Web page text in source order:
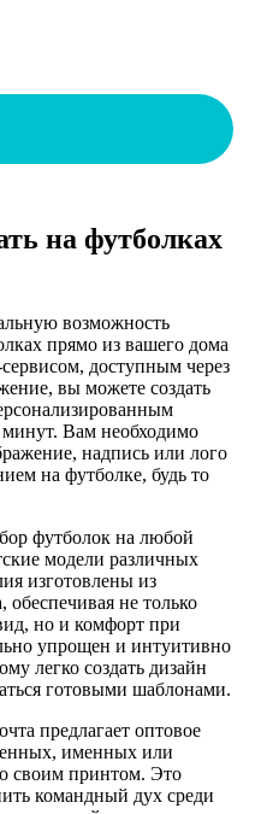
на футболках
возможность
прямо из вашего дома
доступным через
вы можете создать
минут. Вам необходимо
надпись или лого
на футболке, будь то
футболок на любой
модели различных
изготовлены из
обеспечивая не только
но и комфорт при
упрощен и интуитивно
легко создать дизайн
готовыми шаблонами.
предлагает оптовое
именных или
своим принтом. Это
командный дух среди